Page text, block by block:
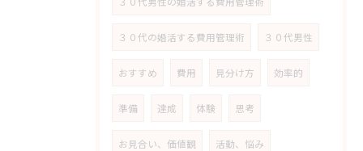
３０代の婚活する費用管理術 ３０代男性
おすすめ 費用 見分け方 効率的
準備 達成 体験 思考
お見合い、価値観 活動、悩み